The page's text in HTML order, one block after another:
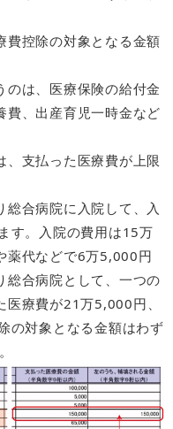
費控除の対象となる金額
のは、医療保険の給付金
費、出産育児一時金など
、支払った医療費が上限
総合病院に入院して、入
す。入院の費用は15万
薬代などで6万5,000円
総合病院として、一つの
療費が21万5,000円、
の対象となる金額はわず